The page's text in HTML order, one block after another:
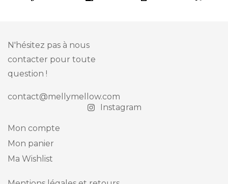
N'hésitez pas à nous
contacter pour toute
question !
contact@mellymellow.com
Instagram
Mon compte
Mon panier
Ma Wishlist